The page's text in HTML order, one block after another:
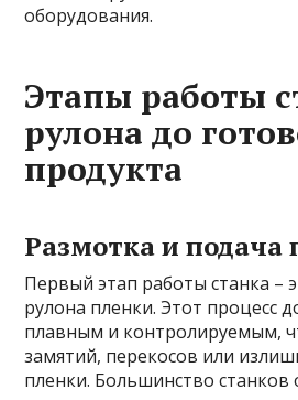
оборудования.
Этапы работы
рулона до
продукта
Размотка и подача
Первый этап работы станка –
рулона пленки. Этот процесс
плавным и контролируемым,
замятий, перекосов или
пленки. Большинство станков